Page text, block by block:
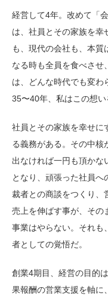
経営して4年。改めて「
は、社員とその家族を幸
も、現代の会社も、本
なる時も全員を食べさせ
は、どんな時代でも変わ
35〜40年、私はこの想い
社員とその家族を幸せに
る義務がある。その中核
出なければ一円も頂かな
となり、頑張った社員
裁者との商談をつくり
売上を伸ばす事が、その
事業はやらない。それも
者としての覚悟だ。
創業4期目、経営の目的
果報酬の営業支援を軸に